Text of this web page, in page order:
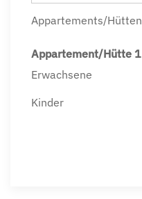
Appartements/Hütten
Appartement/Hütte 1
Erwachsene
Kinder